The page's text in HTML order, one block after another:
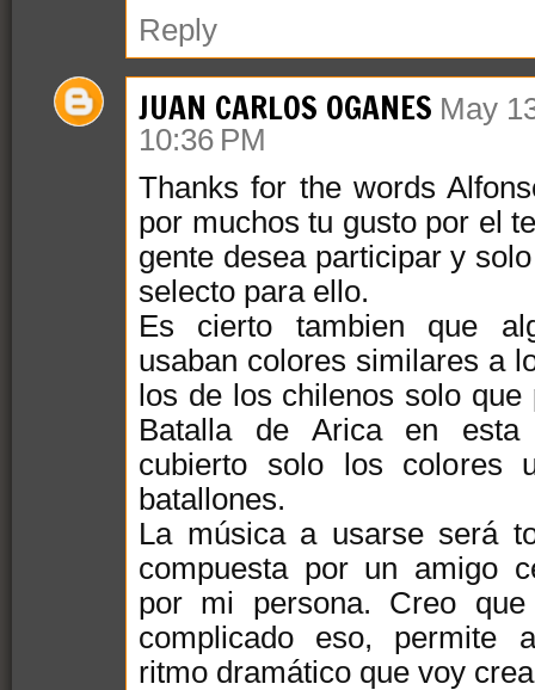
Reply
JUAN CARLOS OGANES May
10:36 PM
Thanks for the words
por muchos tu gusto por el
gente desea participar y
selecto para ello.
Es cierto tambien que
usaban colores similares a
los de los chilenos solo
Batalla de Arica en esta
cubierto solo los colores
batallones.
La música a usarse será
compuesta por un amigo
por mi persona. Creo
complicado eso, permite
ritmo dramático que voy